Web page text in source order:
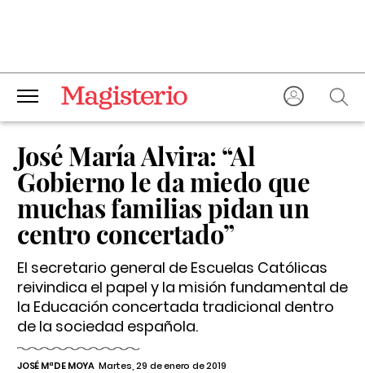
José María Alvira: “Al
Gobierno le da miedo que
muchas familias pidan un
centro concertado”
El secretario general de Escuelas Católicas
reivindica el papel y la misión fundamental de
la Educación concertada tradicional dentro
de la sociedad española.
JOSÉ Mª DE MOYA Martes, 29 de enero de 2019